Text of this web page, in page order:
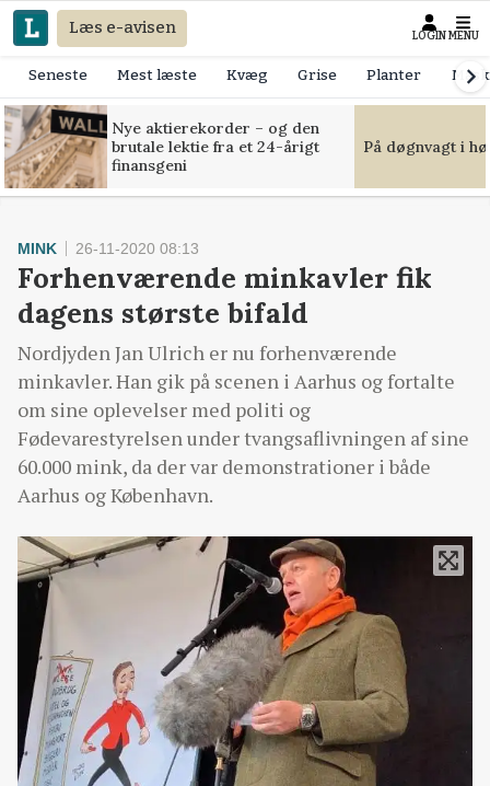
Læs e-avisen LOGIN MENU
Seneste Mest læste Kvæg Grise Planter
Nye aktierekorder – og den
brutale lektie fra et 24-årigt
finansgeni
På døgnvagt i
MINK 26-11-2020 08:13
Forhenværende minkavler fik
dagens største bifald
Nordjyden Jan Ulrich er nu forhenværende
minkavler. Han gik på scenen i Aarhus og fortalte
om sine oplevelser med politi og
Fødevarestyrelsen under tvangsaflivningen af sine
60.000 mink, da der var demonstrationer i både
Aarhus og København.